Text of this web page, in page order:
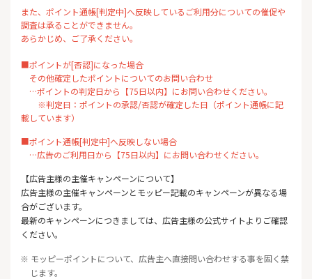
また、ポイント通帳[判定中]へ反映しているご利用分についての催促や
調査は承ることができません。
あらかじめ、ご了承ください。
■ポイントが[否認]になった場合
その他確定したポイントについてのお問い合わせ
…ポイントの判定日から【75日以内】にお問い合わせください。
※判定日：ポイントの承認/否認が確定した日（ポイント通帳に記
載しています）
■ポイント通帳[判定中]へ反映しない場合
…広告のご利用日から【75日以内】にお問い合わせください。
【広告主様の主催キャンペーンについて】
広告主様の主催キャンペーンとモッピー記載のキャンペーンが異なる場
合がございます。
最新のキャンペーンにつきましては、広告主様の公式サイトよりご確認
ください。
※ モッピーポイントについて、広告主へ直接問い合わせする事を固く禁
じます。